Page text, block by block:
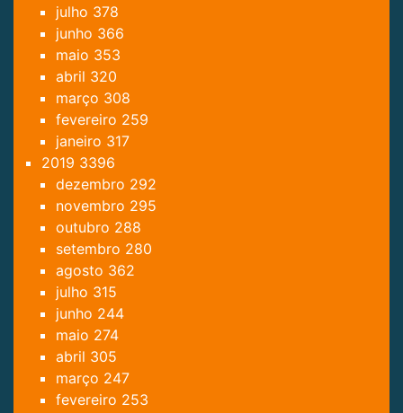
julho 378
junho 366
maio 353
abril 320
março 308
fevereiro 259
janeiro 317
2019 3396
dezembro 292
novembro 295
outubro 288
setembro 280
agosto 362
julho 315
junho 244
maio 274
abril 305
março 247
fevereiro 253